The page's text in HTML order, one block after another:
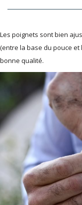
Les poignets sont bien
(entre la base du pouce et
bonne qualité.